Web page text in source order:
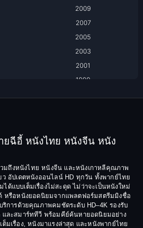
Comedy ตลก
of-age ชีวิตวัยรุ่น
Crime อาชญากรรม
Crime อาชญากรรม
2009
2007
2005
2003
2001
1999
1991
1987
1985
1983
1981
1978
ยฉีอี้ หนังไทย หนังจีน หนัง
มถึงหนังไทย หนังจีน และหนังเกาหลีคุณภาพ
ว อัปเดตหนังออนไลน์ HD ทุกวัน ทั้งพากย์ไทย
ด้แบบเต็มเรื่องไม่สะดุด ไม่ว่าจะเป็นหนังใหม่
หรือหนังยอดนิยมจากแพลตฟอร์มสตรีมมิงชื่อ
ริการด้วยคุณภาพคมชัดระดับ HD–4K รองรับ
และสมาร์ททีวี พร้อมคีย์ค้นหายอดนิยมอย่าง
มเรื่อง, หนังมาแรงล่าสุด และหนังพากย์ไทย